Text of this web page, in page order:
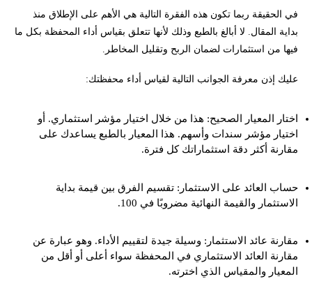
في الحقيقة ربما تكون هذه الفقرة التالية هي الأهم على الإطلاق منذ
بداية المقال. لا أبالغ بالطبع وذلك لأنها تتعلق بقياس أداء المحفظة بكل ما
فيها من استثمارات لضمان الربح وتقليل المخاطر.
عليك إذن معرفة الجوانب التالية لقياس أداء محفظتك:
اختار المعيار الصحيح: هذا من خلال اختيار مؤشر استثماري. أو
اختيار مؤشر سندات وأسهم. هذا المعيار بالطبع يساعدك على
مقارنة أكثر دقة استثماراتك كل فترة.
حساب العائد على الاستثمار: تقسيم الفرق بين قيمة بداية
الاستثمار والقيمة النهائية مضروبًا في 100.
مقارنة عائد الاستثمار: وسيلة جيدة لتقييم الأداء. وهو عبارة عن
مقارنة العائد الاستثماري في المحفظة سواء أعلى أو أقل من
المعيار والمقياس الذي اخترته.